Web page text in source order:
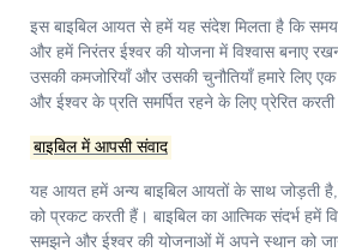
इस बाइबिल आयत से हमें यह संदेश मिलता है कि
और हमें निरंतर ईश्वर की योजना में विश्वास बनाए
उसकी कमजोरियाँ और उसकी चुनौतियाँ हमारे लिए
और ईश्वर के प्रति समर्पित रहने के लिए प्रेरित करती
बाइबिल में आपसी संवाद
यह आयत हमें अन्य बाइबिल आयतों के साथ जोड़ती
को प्रकट करती हैं। बाइबिल का आत्मिक संदर्भ हमें
समझने और ईश्वर की योजनाओं में अपने स्थान को